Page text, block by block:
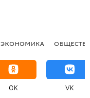
ЭКОНОМИКА
OK VK